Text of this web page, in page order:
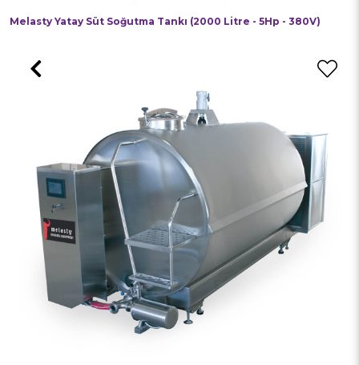
Melasty Yatay Süt Soğutma Tankı (2000 Litre - 5Hp - 380V)